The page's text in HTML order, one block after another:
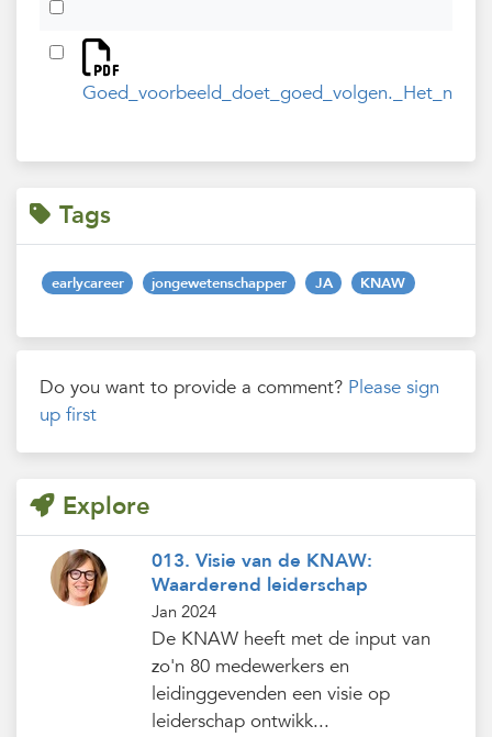
Tags
earlycareer jongewetenschapper JA KNAW
Do you want to provide a comment? Please sign
up first
Explore
013. Visie van de KNAW:
Waarderend leiderschap
Jan 2024
De KNAW heeft met de input van
zo'n 80 medewerkers en
leidinggevenden een visie op
leiderschap ontwikk...